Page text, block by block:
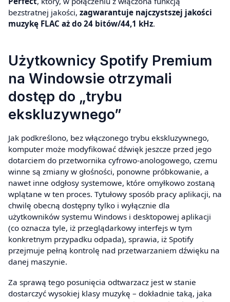
bezstratnej jakości, zagwarantuje najczystszej jakości
muzykę FLAC aż do 24 bitów/44,1 kHz.
Użytkownicy Spotify Premium
na Windowsie otrzymali
dostęp do „trybu
ekskluzywnego”
Jak podkreślono, bez włączonego trybu ekskluzywnego,
komputer może modyfikować dźwięk jeszcze przed jego
dotarciem do przetwornika cyfrowo-anologowego, czemu
winne są zmiany w głośności, ponowne próbkowanie, a
nawet inne odgłosy systemowe, które omyłkowo zostaną
wplątane w ten proces. Tytułowy sposób pracy aplikacji, na
chwilę obecną dostępny tylko i wyłącznie dla
użytkowników systemu Windows i desktopowej aplikacji
(co oznacza tyle, iż przeglądarkowy interfejs w tym
konkretnym przypadku odpada), sprawia, iż Spotify
przejmuje pełną kontrolę nad przetwarzaniem dźwięku na
danej maszynie.
Za sprawą tego posunięcia odtwarzacz jest w stanie
dostarczyć wysokiej klasy muzykę – dokładnie taką, jaka